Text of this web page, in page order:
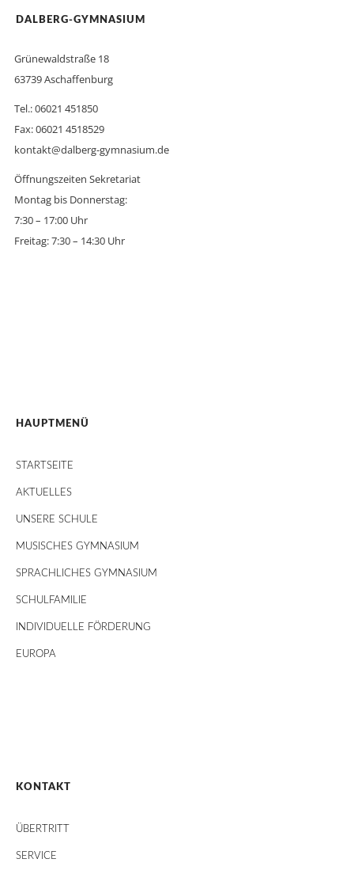
DALBERG-GYMNASIUM
Grünewaldstraße 18
63739 Aschaffenburg
Tel.: 06021 451850
Fax: 06021 4518529
kontakt@dalberg-gymnasium.de
Öffnungszeiten Sekretariat
Montag bis Donnerstag:
7:30 – 17:00 Uhr
Freitag: 7:30 – 14:30 Uhr
HAUPTMENÜ
STARTSEITE
AKTUELLES
UNSERE SCHULE
MUSISCHES GYMNASIUM
SPRACHLICHES GYMNASIUM
SCHULFAMILIE
INDIVIDUELLE FÖRDERUNG
EUROPA
KONTAKT
ÜBERTRITT
SERVICE